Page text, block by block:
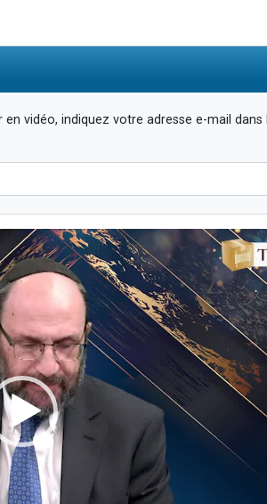
vidéo, indiquez votre adresse e-mail dans